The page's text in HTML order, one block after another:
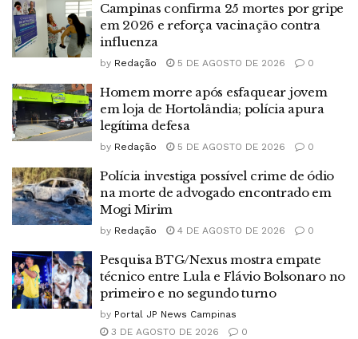
Campinas confirma 25 mortes por gripe
em 2026 e reforça vacinação contra
influenza
by Redação 5 DE AGOSTO DE 2026 0
Homem morre após esfaquear jovem
em loja de Hortolândia; polícia apura
legítima defesa
by Redação 5 DE AGOSTO DE 2026 0
Polícia investiga possível crime de ódio
na morte de advogado encontrado em
Mogi Mirim
by Redação 4 DE AGOSTO DE 2026 0
Pesquisa BTG/Nexus mostra empate
técnico entre Lula e Flávio Bolsonaro no
primeiro e no segundo turno
by Portal JP News Campinas
3 DE AGOSTO DE 2026
0